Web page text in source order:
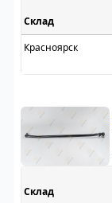
Склад
Красноярск
Склад